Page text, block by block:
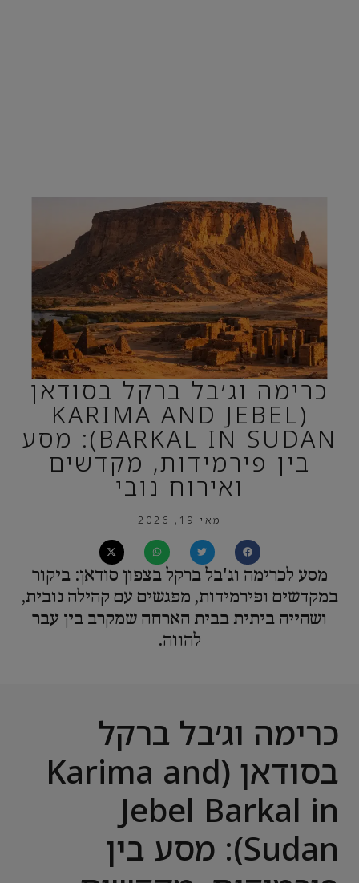
כרימה וג׳בל ברקל בסודאן
(KARIMA AND JEBEL
BARKAL IN SUDAN): מסע
בין פירמידות, מקדשים
ואירוח נובי
מאי 19, 2026
מסע לכרימה וג'בל ברקל בצפון סודאן: ביקור
במקדשים ופירמידות, מפגשים עם קהילה נובית,
ושהייה ביתית בבית הארחה שמקרב בין עבר
להווה.
כרימה וג׳בל ברקל
בסודאן (Karima and
Jebel Barkal in
Sudan): מסע בין